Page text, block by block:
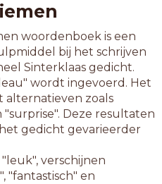
woordenboek is een
bij het schrijven
Sinterklaas gedicht.
wordt ingevoerd. Het
zoals
Deze resultaten
gedicht gevarieerder
verschijnen
"fantastisch" en